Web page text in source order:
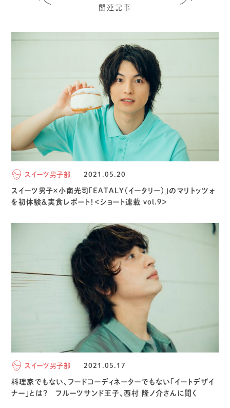
関連記事
スイーツ男子部 2021.05.20
スイーツ男子×小南光司「EATALY（イータリー）」のマリトッツォ
を初体験＆実食レポート！＜ショート連載 vol.9＞
スイーツ男子部 2021.05.17
料理家でもない、フードコーディネーターでもない「イートデザイ
ナー」とは？ フルーツサンド王子、西村 隆ノ介さんに聞く